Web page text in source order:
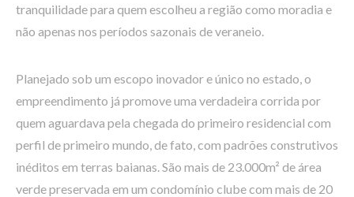
tranquilidade para quem escolheu a região como moradia e
não apenas nos períodos sazonais de veraneio.
Planejado sob um escopo inovador e único no estado, o
empreendimento já promove uma verdadeira corrida por
quem aguardava pela chegada do primeiro residencial com
perfil de primeiro mundo, de fato, com padrões construtivos
inéditos em terras baianas. São mais de 23.000m² de área
verde preservada em um condomínio clube com mais de 20